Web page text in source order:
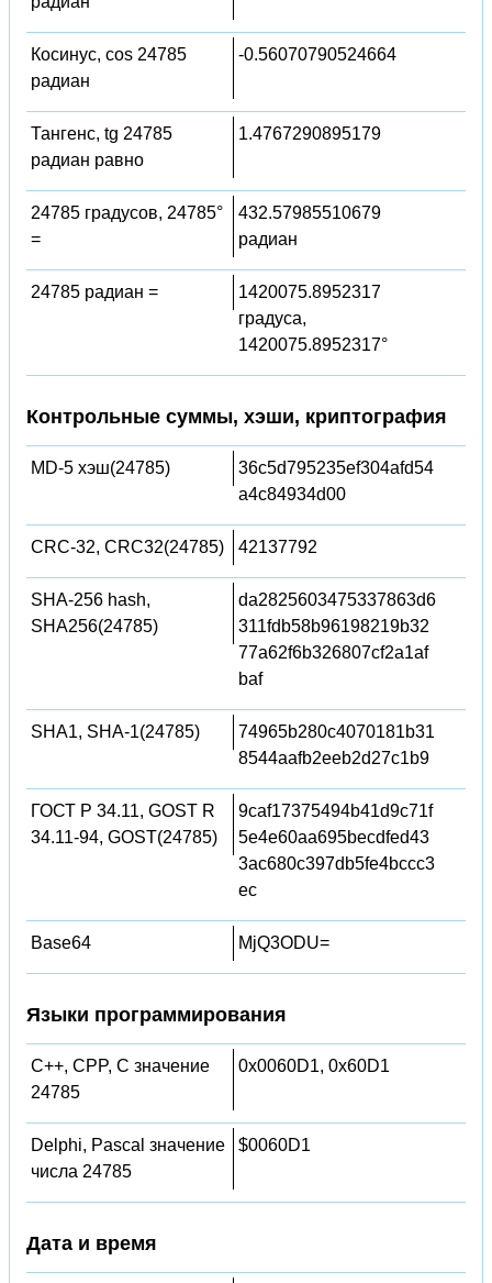
Косинус, cos 24785
радиан
-0.56070790524664
Тангенс, tg 24785
радиан равно
1.4767290895179
24785 градусов, 24785°
=
432.57985510679
радиан
24785 радиан =
1420075.8952317
градуса,
1420075.8952317°
Контрольные суммы, хэши, криптография
MD-5 хэш(24785)
36c5d795235ef304afd54
a4c84934d00
CRC-32, CRC32(24785) 42137792
SHA-256 hash,
SHA256(24785)
da2825603475337863d6
311fdb58b96198219b32
77a62f6b326807cf2a1af
baf
SHA1, SHA-1(24785)
74965b280c4070181b31
8544aafb2eeb2d27c1b9
ГОСТ Р 34.11, GOST R
34.11-94, GOST(24785)
9caf17375494b41d9c71f
5e4e60aa695becdfed43
3ac680c397db5fe4bccc3
ec
Base64 MjQ3ODU=
Языки программирования
C++, CPP, C значение
24785
0x0060D1, 0x60D1
Delphi, Pascal значение
числа 24785
$0060D1
Дата и время